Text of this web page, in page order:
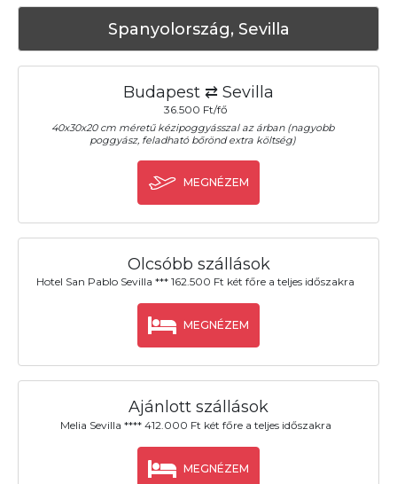
Spanyolország, Sevilla
Budapest ⇄ Sevilla
36.500 Ft/fő
40x30x20 cm méretű kézipoggyásszal az árban (nagyobb
poggyász, feladható bőrönd extra költség)
MEGNÉZEM
Olcsóbb szállások
Hotel San Pablo Sevilla *** 162.500 Ft két főre a teljes időszakra
MEGNÉZEM
Ajánlott szállások
Melia Sevilla **** 412.000 Ft két főre a teljes időszakra
MEGNÉZEM